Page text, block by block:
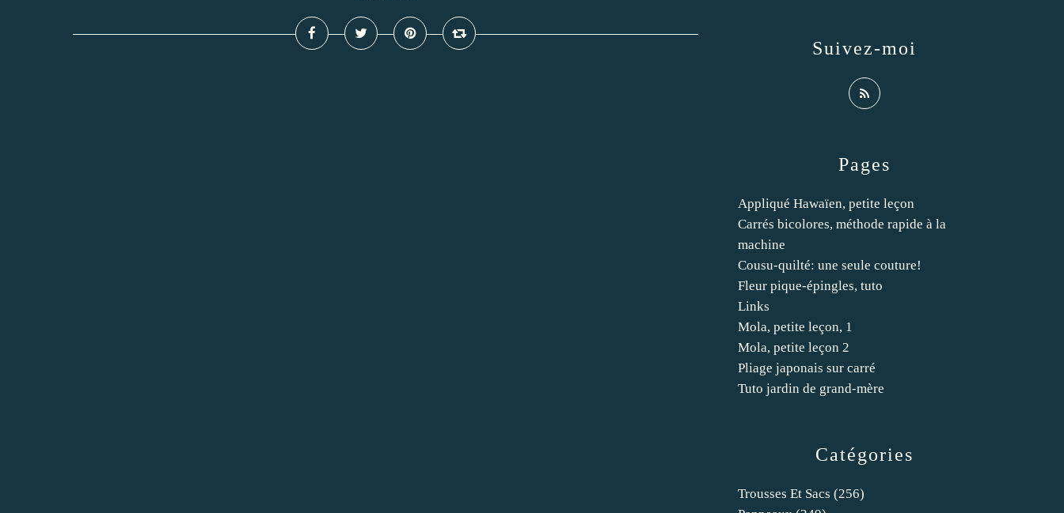
Catégories
Trousses Et Sacs (256)
Pages
Appliqué Hawaïen, petite leçon
Carrés bicolores, méthode rapide à la
machine
Cousu-quilté: une seule couture!
Fleur pique-épingles, tuto
Links
Mola, petite leçon, 1
Mola, petite leçon 2
Pliage japonais sur carré
Tuto jardin de grand-mère
Suivez-moi